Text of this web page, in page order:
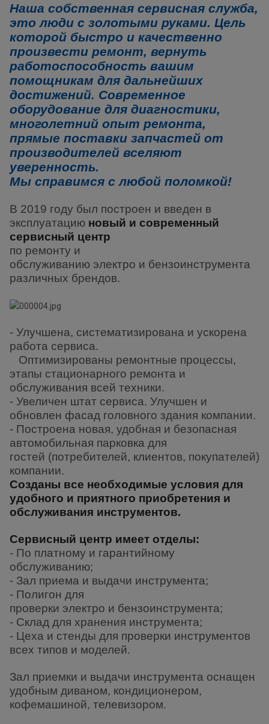
Наша собственная сервисная служба,
это люди с золотыми руками. Цель
которой быстро и качественно
произвести ремонт, вернуть
работоспособность вашим
помощникам для дальнейших
достижений. Современное
оборудование для диагностики,
многолетний опыт ремонта,
прямые поставки запчастей от
производителей вселяют
уверенность.
Мы справимся с любой поломкой!
В 2019 году был построен и введен в
эксплуатацию новый и современный
сервисный центр
по ремонту и
обслуживанию электро и бензоинструмента
различных брендов.
- Улучшена, систематизирована и ускорена
работа сервиса.
Оптимизированы ремонтные процессы,
этапы стационарного ремонта и
обслуживания всей техники.
- Увеличен штат сервиса. Улучшен и
обновлен фасад головного здания компании.
- Построена новая, удобная и безопасная
автомобильная парковка для
гостей (потребителей, клиентов, покупателей)
компании.
Созданы все необходимые условия для
удобного и приятного приобретения и
обслуживания инструментов.
Сервисный центр имеет отделы:
- По платному и гарантийному
обслуживанию;
- Зал приема и выдачи инструмента;
- Полигон для
проверки электро и бензоинструмента;
- Склад для хранения инструмента;
- Цеха и стенды для проверки инструментов
всех типов и моделей.
Зал приемки и выдачи инструмента оснащен
удобным диваном, кондиционером,
кофемашиной, телевизором.